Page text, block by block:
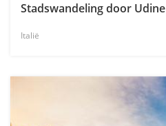
Stadswandeling door Udine
Italië